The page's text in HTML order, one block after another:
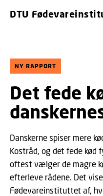
DTU
NY RAPPORT
Det fede
Danskerne spiser mere
Kostråd, og det fede kød
oftest vælger de magre
efterleve rådene. Det
Fødevareinstituttet af,